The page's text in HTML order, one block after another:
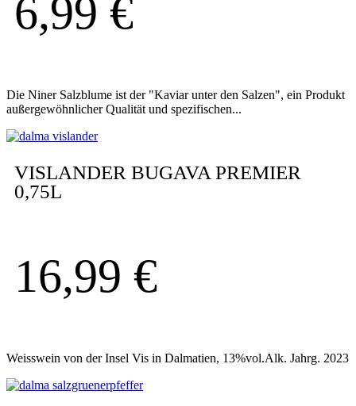
6,99 €
Die Niner Salzblume ist der "Kaviar unter den Salzen", ein Produkt
außergewöhnlicher Qualität und spezifischen...
VISLANDER BUGAVA PREMIER
0,75L
16,99 €
Weisswein von der Insel Vis in Dalmatien, 13%vol.Alk. Jahrg. 2023